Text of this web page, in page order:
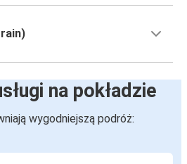
na pokładzie
wygodniejszą podróż: